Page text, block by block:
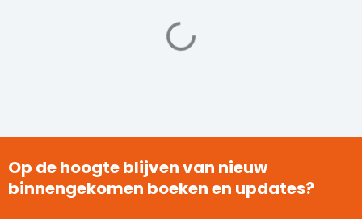
Op de hoogte blijven van nieuw
binnengekomen boeken en updates?